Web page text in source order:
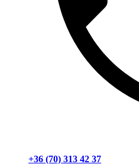
+36 (70) 313 42 37